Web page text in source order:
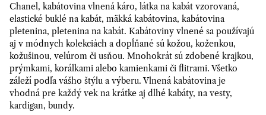
Chanel, kabátovina vlnená káro, látka na kabát vzorovaná,
elastické buklé na kabát, mäkká kabátovina, kabátovina
pletenina, pletenina na kabát. Kabátoviny vlnené sa používajú
aj v módnych kolekciách a dopĺňané sú kožou, koženkou,
kožušinou, velúrom či usňou. Mnohokrát sú zdobené krajkou,
prýmkami, korálkami alebo kamienkami či flitrami. Všetko
záleží podľa vášho štýlu a výberu. Vlnená kabátovina je
vhodná pre každý vek na krátke aj dlhé kabáty, na vesty,
kardigan, bundy.